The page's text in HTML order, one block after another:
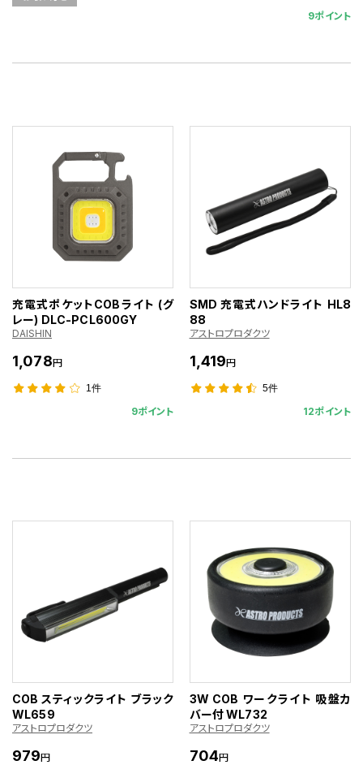
9ポイント
充電式ポケットCOBライト (グ
レー) DLC-PCL600GY
DAISHIN
1,078円
1件
9ポイント
SMD 充電式ハンドライト HL8
88
アストロプロダクツ
1,419円
5件
12ポイント
COB スティックライト ブラック
WL659
アストロプロダクツ
979円
3W COB ワークライト 吸盤カ
バー付 WL732
アストロプロダクツ
704円